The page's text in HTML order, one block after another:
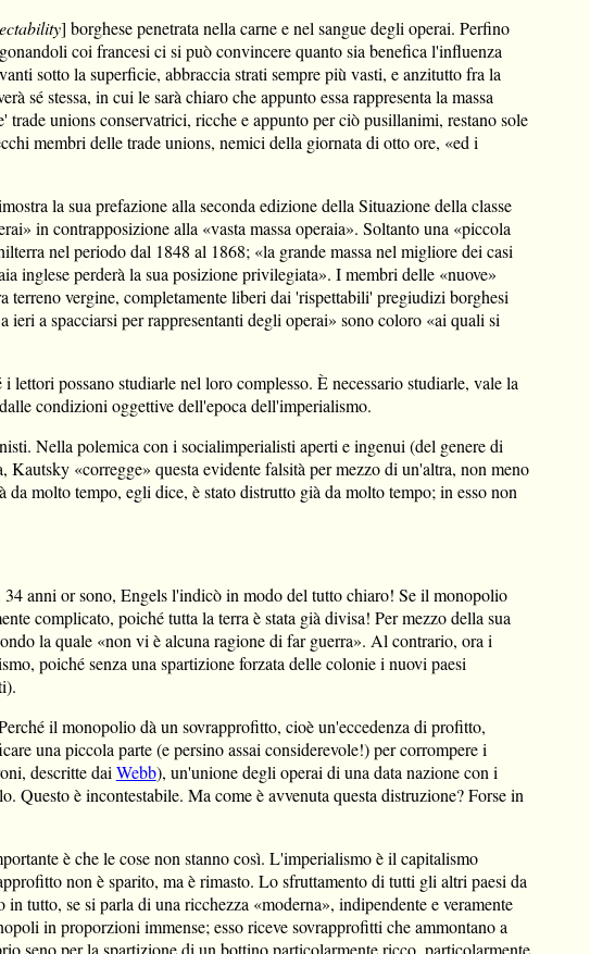
] borghese penetrata nella carne e nel sangue degli operai. Perfino
coi francesi ci si può convincere quanto sia benefica l'influenza
sotto la superficie, abbraccia strati sempre più vasti, e anzitutto fra la
sé stessa, in cui le sarà chiaro che appunto essa rappresenta la massa
unions conservatrici, ricche e appunto per ciò pusillanimi, restano sole
membri delle trade unions, nemici della giornata di otto ore, «ed i
la sua prefazione alla seconda edizione della Situazione della classe
in contrapposizione alla «vasta massa operaia». Soltanto una «piccola
nel periodo dal 1848 al 1868; «la grande massa nel migliore dei casi
inglese perderà la sua posizione privilegiata». I membri delle «nuove»
vergine, completamente liberi dai 'rispettabili' pregiudizi borghesi
a spacciarsi per rappresentanti degli operai» sono coloro «ai quali si
possano studiarle nel loro complesso. È necessario studiarle, vale la
condizioni oggettive dell'epoca dell'imperialismo.
Nella polemica con i socialimperialisti aperti e ingenui (del genere di
«corregge» questa evidente falsità per mezzo di un'altra, non meno
molto tempo, egli dice, è stato distrutto già da molto tempo; in esso non
anni or sono, Engels l'indicò in modo del tutto chiaro! Se il monopolio
complicato, poiché tutta la terra è stata già divisa! Per mezzo della sua
la quale «non vi è alcuna ragione di far guerra». Al contrario, ora i
poiché senza una spartizione forzata delle colonie i nuovi paesi
il monopolio dà un sovrapprofitto, cioè un'eccedenza di profitto,
una piccola parte (e persino assai considerevole!) per corrompere i
descritte dai Webb), un'unione degli operai di una data nazione con i
è incontestabile. Ma come è avvenuta questa distruzione? Forse in
è che le cose non stanno così. L'imperialismo è il capitalismo
non è sparito, ma è rimasto. Lo sfruttamento di tutti gli altri paesi da
tutto, se si parla di una ricchezza «moderna», indipendente e veramente
in proporzioni immense; esso riceve sovrapprofitti che ammontano a
seno per la spartizione di un bottino particolarmente ricco, particolarmente